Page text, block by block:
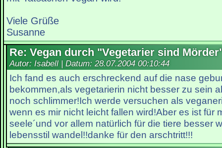
Viele Grüße
Susanne
Re: Vegan durch "Vegetarier sind
Autor: Isabell | Datum: 28.07.2004 00:10:44
Ich fand es auch erschreckend auf die nase
bekommen,als vegetarierin nicht besser zu sein
noch schlimmer!Ich werde versuchen als
wenn es mir nicht leicht fallen wird!Aber es ist für
seele´und vor allem natürlich für die tiere besser
lebensstil wandel!!danke für den arschtritt!!!